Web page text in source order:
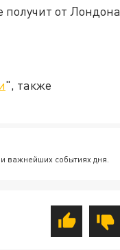
получит от Лондона
", также
важнейших событиях дня.